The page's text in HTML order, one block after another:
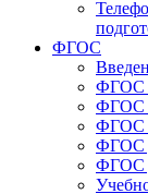
ФГОС
ФГОС
ФГОС
ФГОС
ФГОС
ФГОС